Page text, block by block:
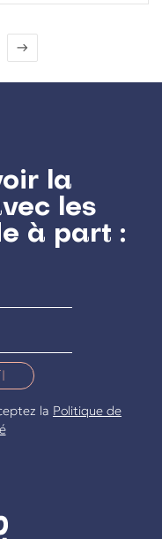
→
la
les
à part :
la Politique de